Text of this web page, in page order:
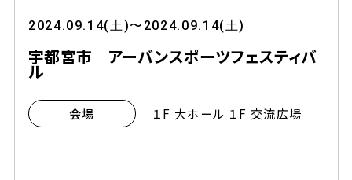
2024.09.14(土)〜2024.09.14(土)
宇都宮市 アーバンスポーツフェスティバ
ル
会場 １F 大ホール １F 交流広場